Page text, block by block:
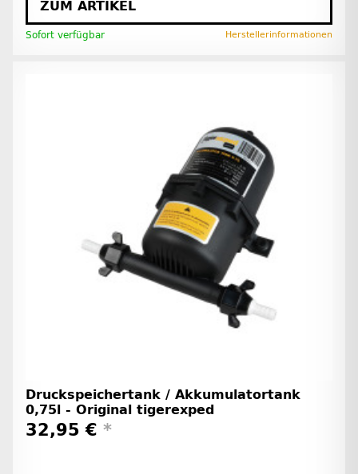
ZUM ARTIKEL
Sofort verfügbar Herstellerinformationen
Druckspeichertank / Akkumulatortank
0,75l - Original tigerexped
32,95 € *